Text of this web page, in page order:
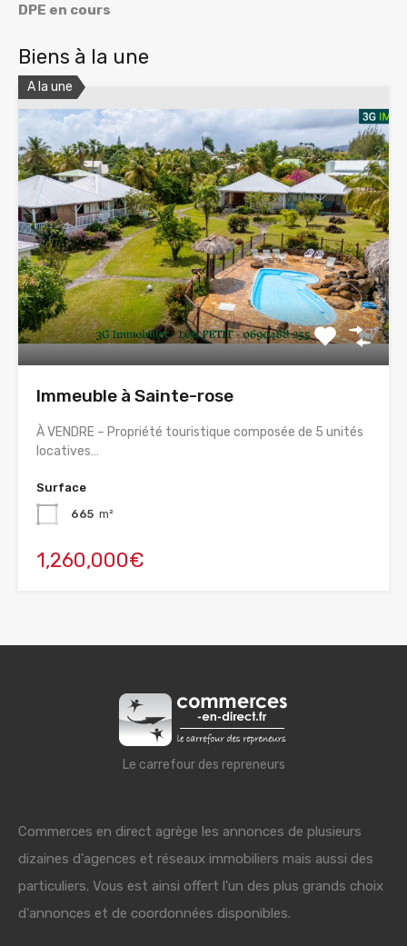
DPE en cours
Biens à la une
A la une
Immeuble à Sainte-rose
À VENDRE – Propriété touristique composée de 5 unités
locatives…
Surface
665 m²
1,260,000€
Le carrefour des repreneurs
Commerces en direct agrège les annonces de plusieurs
dizaines d'agences et réseaux immobiliers mais aussi des
particuliers. Vous est ainsi offert l'un des plus grands choix
d'annonces et de coordonnées disponibles.